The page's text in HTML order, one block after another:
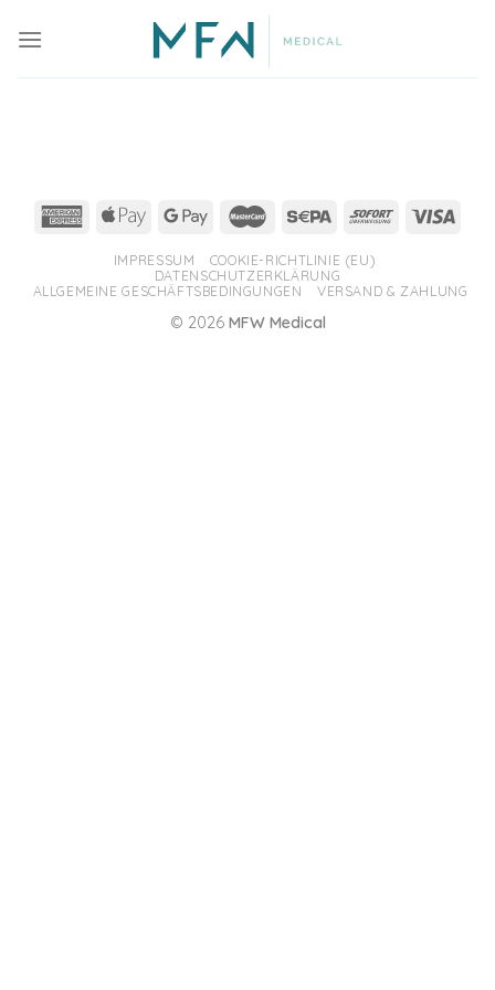
IMPRESSUM
COOKIE-RICHTLINIE (EU)
DATENSCHUTZERKLÄRUNG
ALLGEMEINE GESCHÄFTSBEDINGUNGEN
VERSAND & ZAHLUNG
© 2026 MFW Medical